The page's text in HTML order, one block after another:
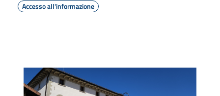
Accesso all'informazione